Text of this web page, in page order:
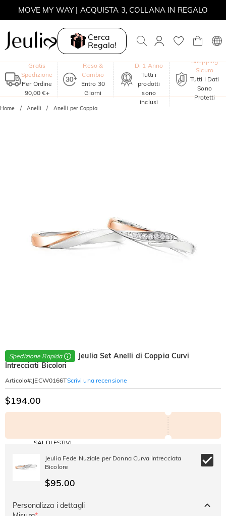
MOVE MY WAY | ACQUISTA 3, COLLANA IN REGALO
Cerca
Regalo!
Gratis
Spedizione
Per Ordine
90,00 €+
Reso &
Cambio
Entro 30
Giorni
Di 1 Anno
Tutti i
prodotti
sono
inclusi
Shopping
Sicuro
Tutti I Dati
Sono
Protetti
Home Anelli Anelli per Coppia
Spedizione Rapida
Jeulia Set Anelli di Coppia Curvi
Intrecciati Bicolori
Articolo#: JECW0166TScrivi una recensione
$194.00
SALDI ESTIVI
SU TUTTO
-30%
SUL 2°
ARTICOLO
SUMMER
Copia
Jeulia Fede Nuziale per Donna Curva Intrecciata
Bicolore
$95.00
Personalizza i dettagli